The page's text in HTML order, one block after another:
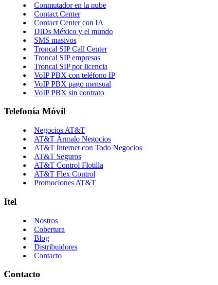
Conmutador en la nube
Contact Center
Contact Center con IA
DIDs México y el mundo
SMS masivos
Troncal SIP Call Center
Troncal SIP empresas
Troncal SIP por licencia
VoIP PBX con teléfono IP
VoIP PBX pago mensual
VoIP PBX sin contrato
Telefonía Móvil
Negocios AT&T
AT&T Ármalo Negocios
AT&T Internet con Todo Negocios
AT&T Seguros
AT&T Control Flotilla
AT&T Flex Control
Promociones AT&T
Itel
Nostros
Cobertura
Blog
Distribuidores
Contacto
Contacto